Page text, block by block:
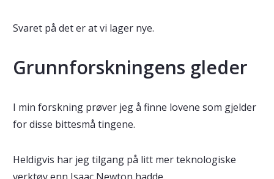
Svaret på det er at vi lager nye.
Grunnforskningens gleder
I min forskning prøver jeg å finne lovene som gjelder
for disse bittesmå tingene.
Heldigvis har jeg tilgang på litt mer teknologiske